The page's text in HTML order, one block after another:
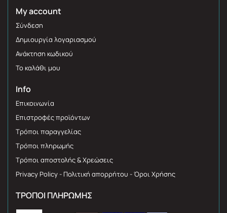
My account
Σύνδεση
Δημιουργία λογαριασμού
Ανάκτηση κωδικού
Το καλάθι μου
Info
Επικοινωνία
Επιστροφές προϊόντων
Τρόποι παραγγελίας
Τρόποι πληρωμής
Τρόποι αποστολής & Χρεώσεις
Privacy Policy - Πολιτική απορρήτου - Όροι Χρήσης
ΤΡΌΠΟΙ ΠΛΗΡΩΜΉΣ